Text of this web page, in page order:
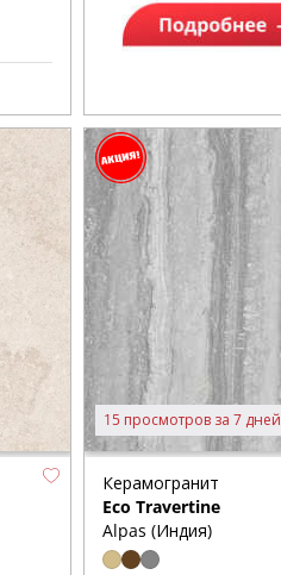
15 просмотров за 7 дней
Керамогранит
Eco Travertine
Alpas (Индия)